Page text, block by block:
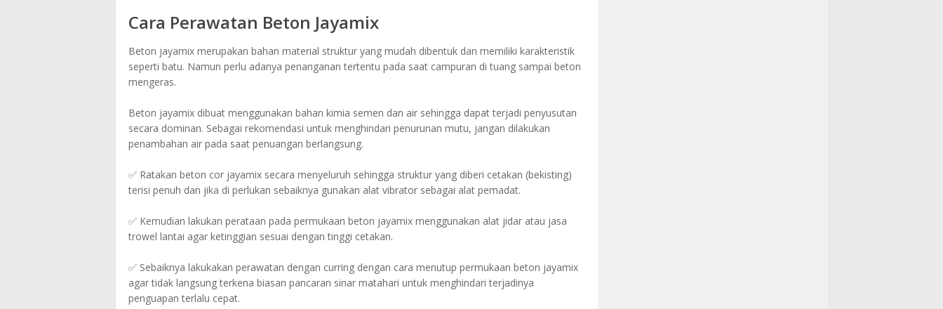
Cara Perawatan Beton Jayamix
Beton jayamix merupakan bahan material struktur yang mudah dibentuk dan memiliki karakteristik
seperti batu. Namun perlu adanya penanganan tertentu pada saat campuran di tuang sampai beton
mengeras.
Beton jayamix dibuat menggunakan bahan kimia semen dan air sehingga dapat terjadi penyusutan
secara dominan. Sebagai rekomendasi untuk menghindari penurunan mutu, jangan dilakukan
penambahan air pada saat penuangan berlangsung.
✅ Ratakan beton cor jayamix secara menyeluruh sehingga struktur yang diberi cetakan (bekisting)
terisi penuh dan jika di perlukan sebaiknya gunakan alat vibrator sebagai alat pemadat.
✅ Kemudian lakukan perataan pada permukaan beton jayamix menggunakan alat jidar atau jasa
trowel lantai agar ketinggian sesuai dengan tinggi cetakan.
✅ Sebaiknya lakukakan perawatan dengan curring dengan cara menutup permukaan beton jayamix
agar tidak langsung terkena biasan pancaran sinar matahari untuk menghindari terjadinya
penguapan terlalu cepat.